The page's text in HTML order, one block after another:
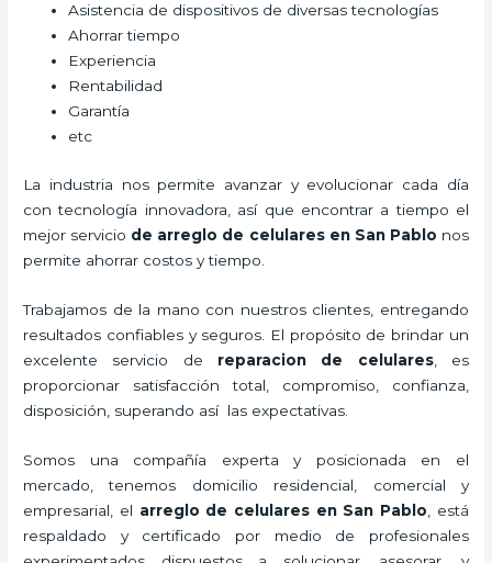
Asistencia de dispositivos de diversas tecnologías
Ahorrar tiempo
Experiencia
Rentabilidad
Garantía
etc
La industria nos permite avanzar y evolucionar cada día
con tecnología innovadora, así que encontrar a tiempo el
mejor servicio de arreglo de celulares en San Pablo nos
permite ahorrar costos y tiempo.
Trabajamos de la mano con nuestros clientes, entregando
resultados confiables y seguros. El propósito de brindar un
excelente servicio de reparacion de celulares, es
proporcionar satisfacción total, compromiso, confianza,
disposición, superando así las expectativas.
Somos una compañía experta y posicionada en el
mercado, tenemos domicilio residencial, comercial y
empresarial, el arreglo de celulares en San Pablo , está
respaldado y certificado por medio de profesionales